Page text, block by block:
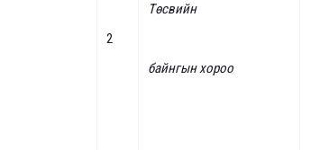
2
Төсвийн
байнгын хороо